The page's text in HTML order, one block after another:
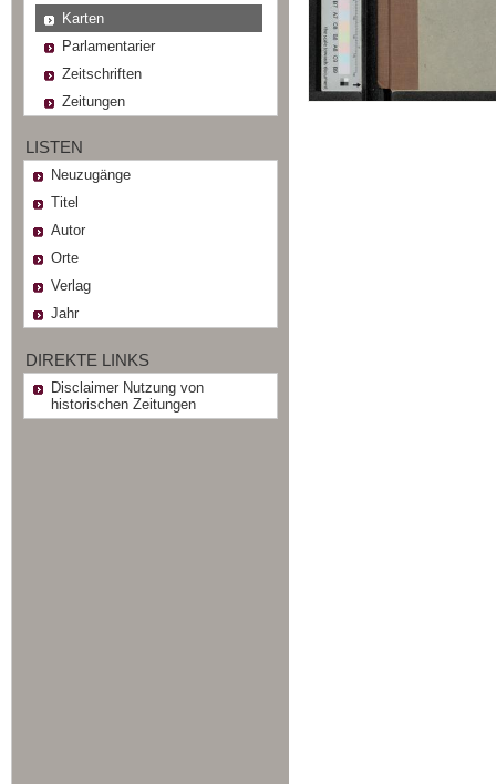
Karten
Parlamentarier
Zeitschriften
Zeitungen
LISTEN
Neuzugänge
Titel
Autor
Orte
Verlag
Jahr
DIREKTE LINKS
Disclaimer Nutzung von
historischen Zeitungen